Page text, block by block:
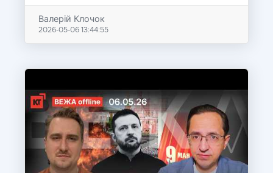
Валерій Клочок
2026-05-06 13:44:55